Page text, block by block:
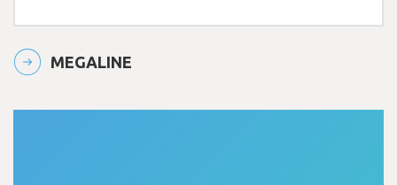
MEGALINE